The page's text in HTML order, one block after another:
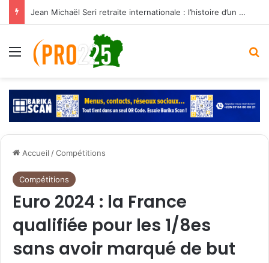
Jean Michaël Seri retraite internationale : l’histoire d’un maestro qui a marqué les Éléphants
Menu
Accueil /Compétitions
Compétitions
Euro 2024 : la France
qualifiée pour les 1/8es
sans avoir marqué de but